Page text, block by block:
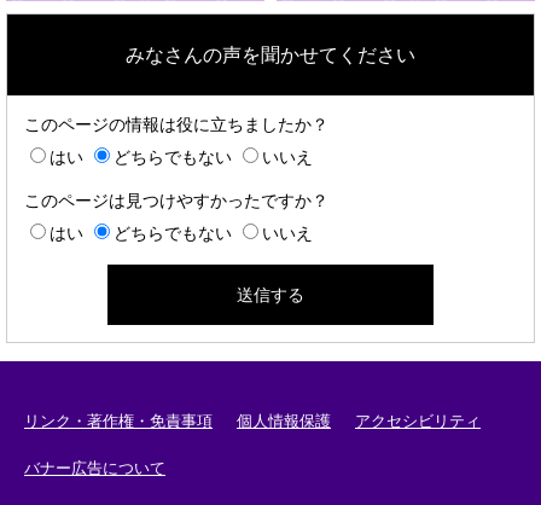
みなさんの声を聞かせてください
このページの情報は役に立ちましたか？
はい
どちらでもない いいえ
このページは見つけやすかったですか？
はい
どちらでもない いいえ
リンク・著作権・免責事項 個人情報保護 アクセシビリティ
バナー広告について